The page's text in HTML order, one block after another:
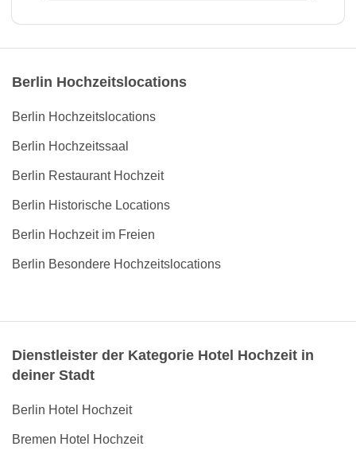
Berlin Hochzeitslocations
Berlin Hochzeitslocations
Berlin Hochzeitssaal
Berlin Restaurant Hochzeit
Berlin Historische Locations
Berlin Hochzeit im Freien
Berlin Besondere Hochzeitslocations
Dienstleister der Kategorie Hotel Hochzeit in
deiner Stadt
Berlin Hotel Hochzeit
Bremen Hotel Hochzeit